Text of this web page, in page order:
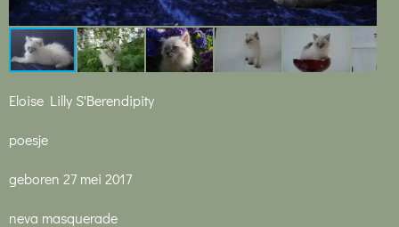
Eloise Lilly S'Berendipity
poesje
geboren 27 mei 2017
neva masquerade